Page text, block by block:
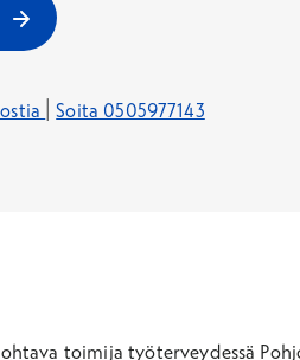
uuteen ikkunaan
|Soita 0505977143
toimija työterveydessä